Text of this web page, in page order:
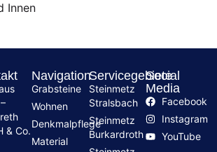
Innen
& Co.
Navigation
Grabsteine
Wohnen
Denkmalpflege
Material
Servicegebiete
Steinmetz
Stralsbach
Steinmetz
Burkardroth
Social
Media
Facebook
Instagram
YouTube